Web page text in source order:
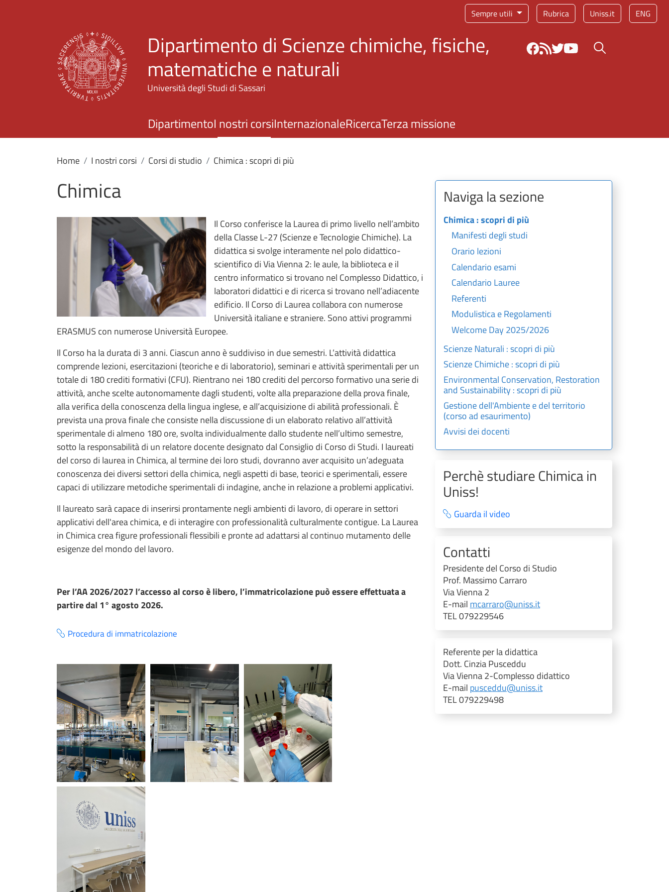
Sempre utili Rubrica Uniss.it ENG
Dipartimento di Scienze chimiche, fisiche,
matematiche e naturali
Università degli Studi di Sassari
Bottone cerca
DipartimentoI nostri corsiInternazionaleRicercaTerza missione
Home I nostri corsi Corsi di studio Chimica : scopri di più
Chimica
Il Corso conferisce la Laurea di primo livello nell’ambito
della Classe L-27 (Scienze e Tecnologie Chimiche). La
didattica si svolge interamente nel polo didattico-
scientifico di Via Vienna 2: le aule, la biblioteca e il
centro informatico si trovano nel Complesso Didattico, i
laboratori didattici e di ricerca si trovano nell’adiacente
edificio. Il Corso di Laurea collabora con numerose
Università italiane e straniere. Sono attivi programmi
ERASMUS con numerose Università Europee.
Il Corso ha la durata di 3 anni. Ciascun anno è suddiviso in due semestri. L’attività didattica
comprende lezioni, esercitazioni (teoriche e di laboratorio), seminari e attività sperimentali per un
totale di 180 crediti formativi (CFU). Rientrano nei 180 crediti del percorso formativo una serie di
attività, anche scelte autonomamente dagli studenti, volte alla preparazione della prova finale,
alla verifica della conoscenza della lingua inglese, e all’acquisizione di abilità professionali. È
prevista una prova finale che consiste nella discussione di un elaborato relativo all’attività
sperimentale di almeno 180 ore, svolta individualmente dallo studente nell’ultimo semestre,
sotto la responsabilità di un relatore docente designato dal Consiglio di Corso di Studi. I laureati
del corso di laurea in Chimica, al termine dei loro studi, dovranno aver acquisito un’adeguata
conoscenza dei diversi settori della chimica, negli aspetti di base, teorici e sperimentali, essere
capaci di utilizzare metodiche sperimentali di indagine, anche in relazione a problemi applicativi.
Il laureato sarà capace di inserirsi prontamente negli ambienti di lavoro, di operare in settori
applicativi dell'area chimica, e di interagire con professionalità culturalmente contigue. La Laurea
in Chimica crea figure professionali flessibili e pronte ad adattarsi al continuo mutamento delle
esigenze del mondo del lavoro.
Per l’AA 2026/2027 l’accesso al corso è libero, l’immatricolazione può essere effettuata a
partire dal 1° agosto 2026.
Procedura di immatricolazione
Naviga la sezione
Chimica : scopri di più
Manifesti degli studi
Orario lezioni
Calendario esami
Calendario Lauree
Referenti
Modulistica e Regolamenti
Welcome Day 2025/2026
Scienze Naturali : scopri di più
Scienze Chimiche : scopri di più
Environmental Conservation, Restoration
and Sustainability : scopri di più
Gestione dell'Ambiente e del territorio
(corso ad esaurimento)
Avvisi dei docenti
Perchè studiare Chimica in
Uniss!
Guarda il video
Contatti
Presidente del Corso di Studio
Prof. Massimo Carraro
Via Vienna 2
E-mailmcarraro@uniss.it
TEL 079229546
Referente per la didattica
Dott. Cinzia Pusceddu
Via Vienna 2-Complesso didattico
E-mail pusceddu@uniss.it
TEL 079229498